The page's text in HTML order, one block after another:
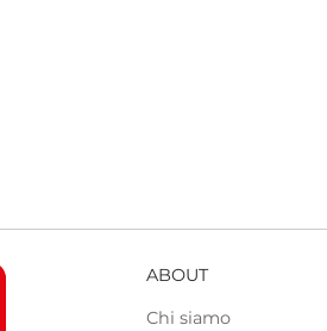
ABOUT
Chi siamo